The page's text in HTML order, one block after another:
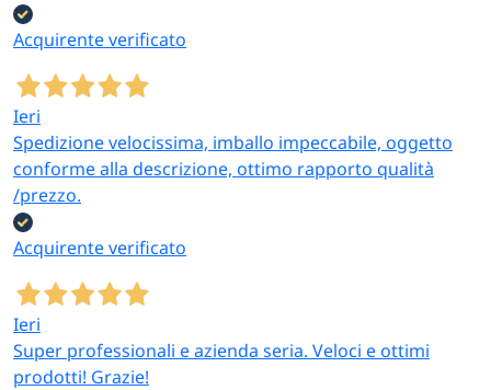
Acquirente verificato
Ieri
Spedizione velocissima, imballo impeccabile, oggetto
conforme alla descrizione, ottimo rapporto qualità
/prezzo.
Acquirente verificato
Ieri
Super professionali e azienda seria. Veloci e ottimi
prodotti! Grazie!